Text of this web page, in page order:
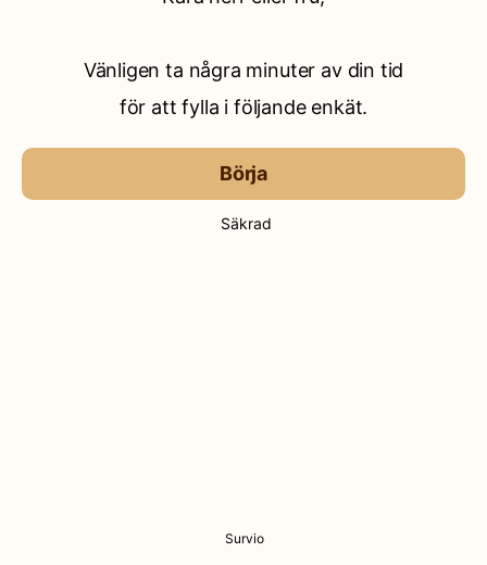
Vänligen ta några minuter av din tid
för att fylla i följande enkät.
Börja
Säkrad
Survio